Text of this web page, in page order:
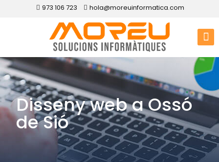
973 106 723 hola@moreuinformatica.com
Disseny web a Ossó
de Sió